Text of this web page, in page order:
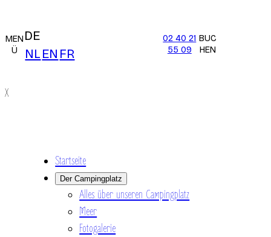
MEN
Ü
DE
NL EN FR
02 40 21
55 09
BUC
HEN
X
Startseite
Der Campingplatz
Alles über unseren Campingplatz
Meer
Fotogalerie